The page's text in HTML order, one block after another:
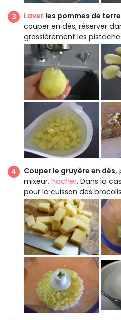
Laver les pommes de
couper en dés, réserver
grossièrement les
Couper le gruyère en dés,
mixeur, hacher. Dans la
pour la cuisson des